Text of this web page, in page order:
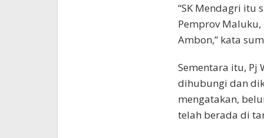
“SK Mendagri itu
Pemprov Maluku,
Ambon,” kata
Sementara itu, Pj
dihubungi dan
mengatakan,
telah berada di